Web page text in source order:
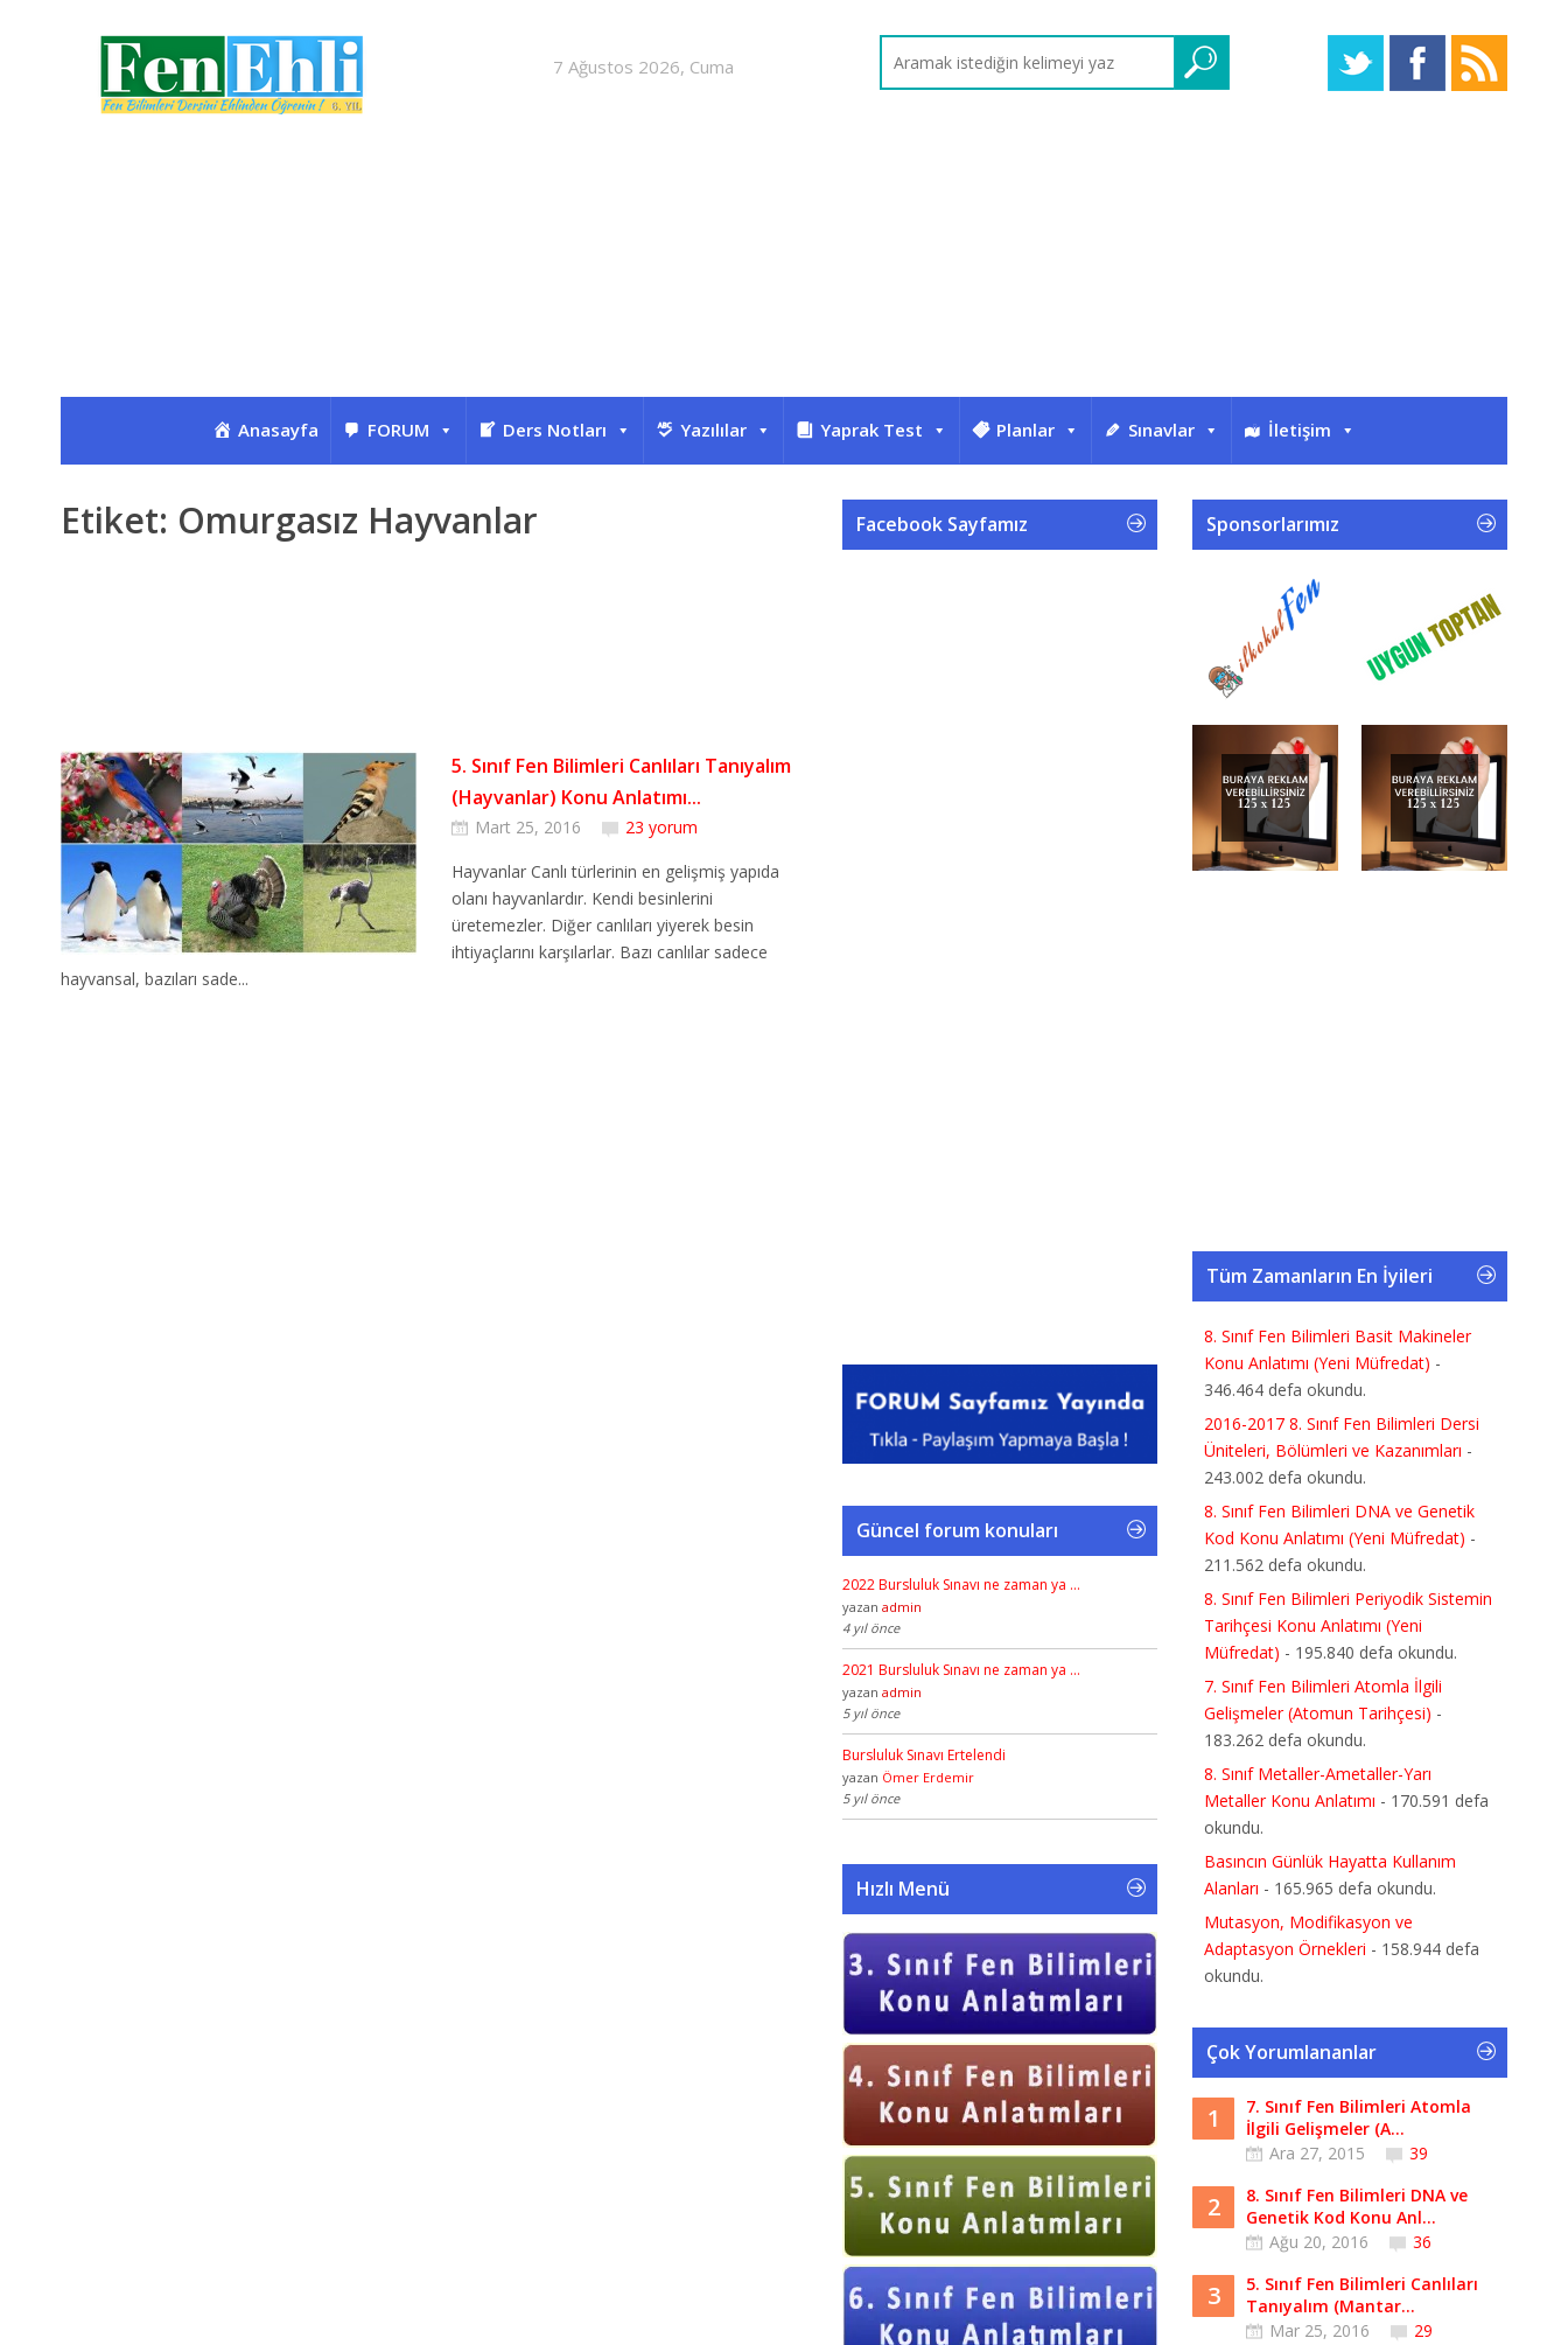
7 Ağustos 2026, Cuma
Anasayfa FORUM Ders Notları Yazılılar Yaprak Test Planlar Sınavlar İletişim
Etiket: Omurgasız Hayvanlar
5. Sınıf Fen Bilimleri Canlıları Tanıyalım
(Hayvanlar) Konu Anlatımı...
Mart 25, 2016
23 yorum
Hayvanlar Canlı türlerinin en gelişmiş yapıda
olanı hayvanlardır. Kendi besinlerini
üretemezler. Diğer canlıları yiyerek besin
ihtiyaçlarını karşılarlar. Bazı canlılar sadece
hayvansal, bazıları sade...
Facebook Sayfamız
Güncel forum konuları
2022 Bursluluk Sınavı ne zaman ya …
yazan admin
4 yıl önce
2021 Bursluluk Sınavı ne zaman ya …
yazan admin
5 yıl önce
Bursluluk Sınavı Ertelendi
yazan Ömer Erdemir
5 yıl önce
Hızlı Menü
Sponsorlarımız
Tüm Zamanların En İyileri
8. Sınıf Fen Bilimleri Basit Makineler
Konu Anlatımı (Yeni Müfredat) -
346.464 defa okundu.
2016-2017 8. Sınıf Fen Bilimleri Dersi
Üniteleri, Bölümleri ve Kazanımları -
243.002 defa okundu.
8. Sınıf Fen Bilimleri DNA ve Genetik
Kod Konu Anlatımı (Yeni Müfredat) -
211.562 defa okundu.
8. Sınıf Fen Bilimleri Periyodik Sistemin
Tarihçesi Konu Anlatımı (Yeni
Müfredat) - 195.840 defa okundu.
7. Sınıf Fen Bilimleri Atomla İlgili
Gelişmeler (Atomun Tarihçesi) -
183.262 defa okundu.
8. Sınıf Metaller-Ametaller-Yarı
Metaller Konu Anlatımı - 170.591 defa
okundu.
Basıncın Günlük Hayatta Kullanım
Alanları - 165.965 defa okundu.
Mutasyon, Modifikasyon ve
Adaptasyon Örnekleri - 158.944 defa
okundu.
Çok Yorumlananlar
1
7. Sınıf Fen Bilimleri Atomla
İlgili Gelişmeler (A...
Ara 27, 2015
39
2
8. Sınıf Fen Bilimleri DNA ve
Genetik Kod Konu Anl...
Ağu 20, 2016
36
3
5. Sınıf Fen Bilimleri Canlıları
Tanıyalım (Mantar...
Mar 25, 2016
29